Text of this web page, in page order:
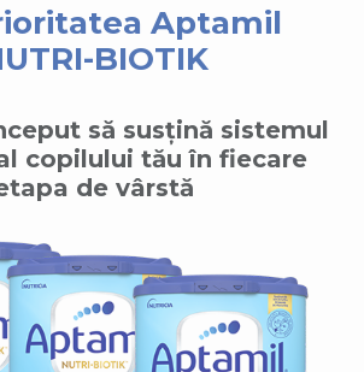
Aptamil
BIOTIK
să susțină sistemul
copilului tău în fiecare
de vârstă